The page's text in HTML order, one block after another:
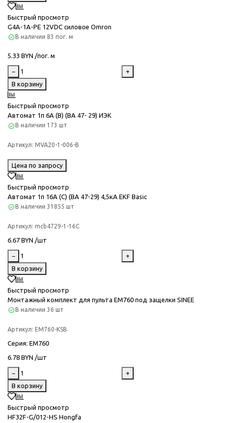
Быстрый просмотр
G4A-1A-PE 12VDC силовое Omron
В наличии 83 пог. м
5.33 BYN /пог. м
−
+
В корзину
Быстрый просмотр
Автомат 1п 6А (B) (ВА 47- 29) ИЭК
В наличии 173 шт
Артикул: MVA20-1-006-B
Цена по запросу
Быстрый просмотр
Автомат 1п 16А (C) (ВА 47-29) 4,5кА EKF Basic
В наличии 31855 шт
Артикул: mcb4729-1-16C
6.67 BYN /шт
−
+
В корзину
Быстрый просмотр
Монтажный комплект для пульта EM760 под защелки SINEE
В наличии 36 шт
Артикул: EM760-KSB
Серия: EM760
6.78 BYN /шт
−
+
В корзину
Быстрый просмотр
HF32F-G/012-HS Hongfa